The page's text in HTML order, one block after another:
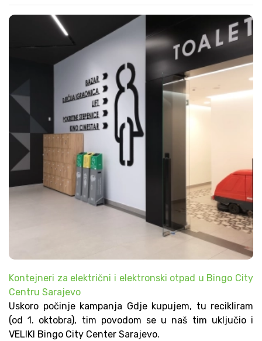
Kontejneri za električni i elektronski otpad u Bingo City
Centru Sarajevo
Uskoro počinje kampanja Gdje kupujem, tu recikliram
(od 1. oktobra), tim povodom se u naš tim uključio i
VELIKI Bingo City Center Sarajevo.